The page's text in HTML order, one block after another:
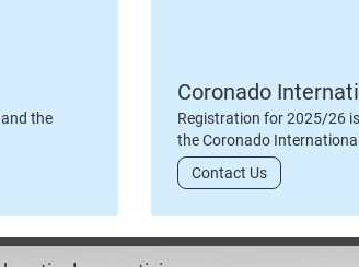
the
Coronado
Registration for 2025/26
the Coronado
Contact Us